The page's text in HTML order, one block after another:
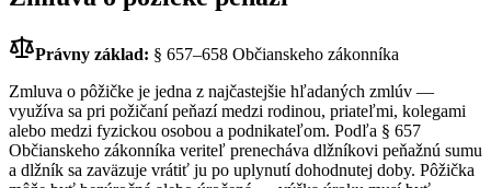
Právny základ: § 657–658 Občianskeho zákonníka
Zmluva o pôžičke je jedna z najčastejšie hľadaných zmlúv —
využíva sa pri požičaní peňazí medzi rodinou, priateľmi, kolegami
alebo medzi fyzickou osobou a podnikateľom. Podľa § 657
Občianskeho zákonníka veriteľ prenecháva dlžníkovi peňažnú sumu
a dlžník sa zaväzuje vrátiť ju po uplynutí dohodnutej doby. Pôžička